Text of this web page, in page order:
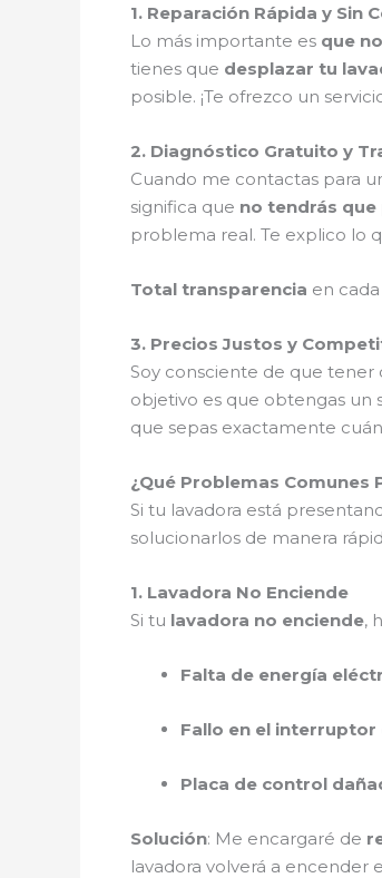
1. Reparación Rápida y Sin
Lo más importante es que
tienes que desplazar tu
posible. ¡Te ofrezco un
2. Diagnóstico Gratuito y
Cuando me contactas para
significa que no tendrás
problema real. Te explico lo
Total transparencia en
3. Precios Justos y
Soy consciente de que tener
objetivo es que obtengas un
que sepas exactamente
¿Qué Problemas Comunes
Si tu lavadora está
solucionarlos de manera
1. Lavadora No Enciende
Si tu lavadora no enciende,
Falta de energía
Fallo en el interruptor
Placa de control
Solución: Me encargaré de
lavadora volverá a encender